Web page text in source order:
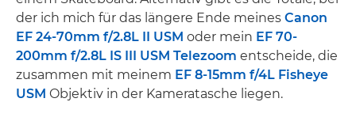
der ich mich für das längere Ende meines Canon
EF 24-70mm f/2.8L II USM oder mein EF 70-
200mm f/2.8L IS III USM Telezoom entscheide, die
zusammen mit meinem EF 8-15mm f/4L Fisheye
USM Objektiv in der Kameratasche liegen.